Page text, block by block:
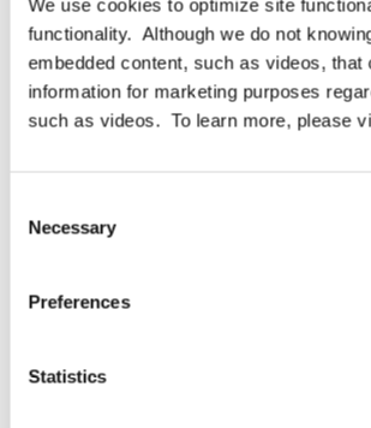
We use cookies to optimize site
functionality. Although we do not
embedded content, such as videos,
information for marketing purposes
such as videos. To learn more, please
Selection
Necessary
Preferences
Statistics
Jordan Romanoa obtenu en 2019 un
droit de l’Université Western Ontario et est
stagiaire en attendant son admission au